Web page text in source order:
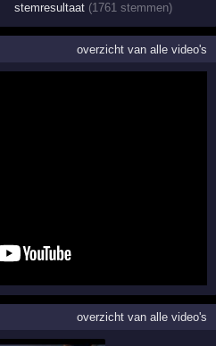
stemresultaat (1761 stemmen)
overzicht van alle video's
overzicht van alle video's